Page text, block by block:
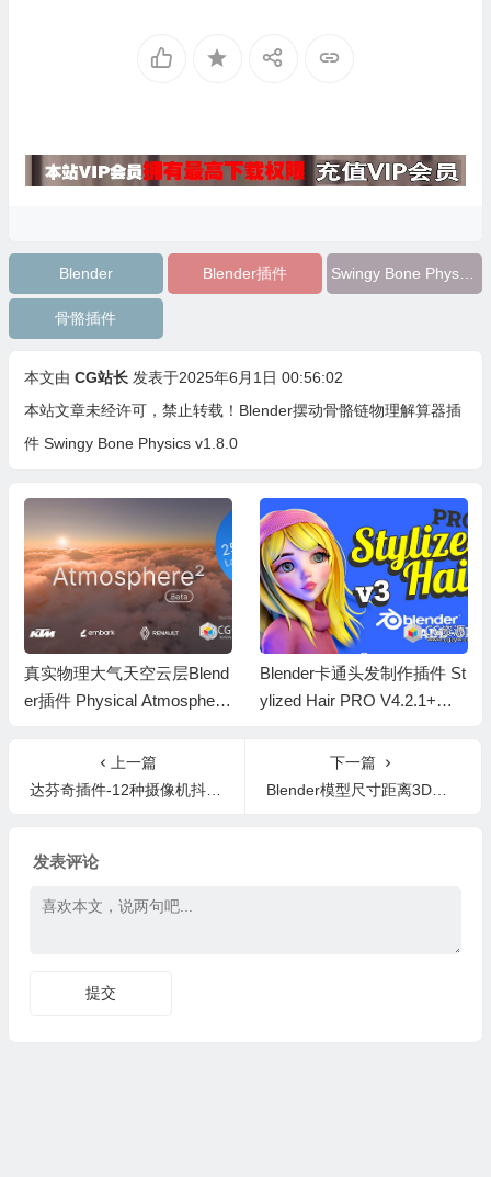
Blender Blender插件
骨骼插件
本文由 CG站长 发表于2025年6月1日 00:56:02
本站文章未经许可，禁止转载！ Blender摆动骨骼链物理解算器插
件 Swingy Bone Physics v1.8.0
真实物理大气天空云层Blend
er插件 Physical Atmosphere
Blender卡通头发制作插件 St
ylized Hair PRO V4.2.1+使
上一篇
达芬奇插件-12种摄像机抖动效果视频转场预设 The Rumble Pack Camera Shake
下一篇
Blender模型尺寸距离3D测量工具资产预设 Geomeasure 2 v2.92+使用教程
发表评论